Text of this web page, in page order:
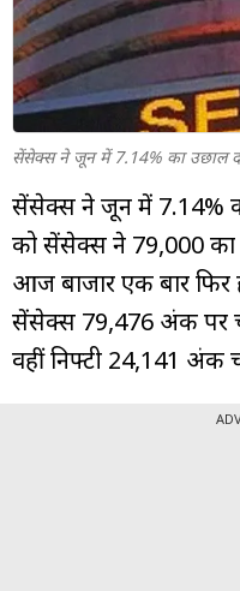
म्यूचुअल
फंड
सेंसेक्स ने जून में 7.14% का उछाल
सेंसेक्स ने जून में 7.14%
को सेंसेक्स ने 79,000 का
आज बाजार एक बार
सेंसेक्स 79,476 अंक पर
वहीं निफ्टी 24,141